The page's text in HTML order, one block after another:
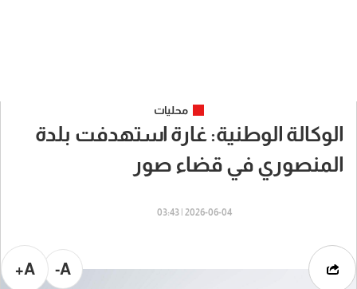
محليات
الوكالة الوطنية: غارة استهدفت بلدة
المنصوري في قضاء صور
2026-06-04 | 03:43
A-
A+